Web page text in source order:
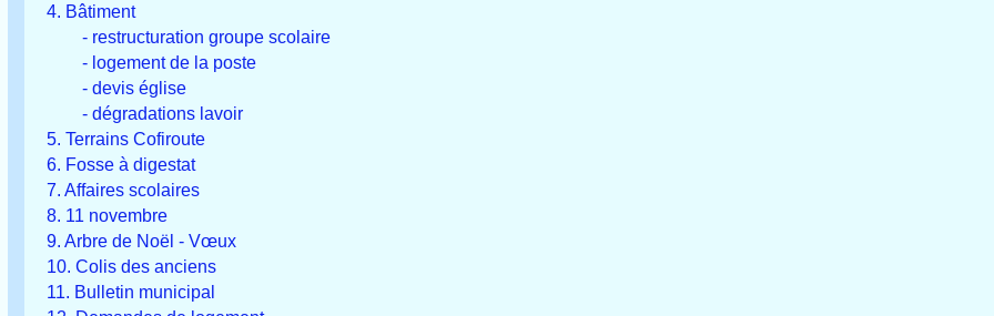
4. Bâtiment
- restructuration groupe scolaire
- logement de la poste
- devis église
- dégradations lavoir
5. Terrains Cofiroute
6. Fosse à digestat
7. Affaires scolaires
8. 11 novembre
9. Arbre de Noël - Vœux
10. Colis des anciens
11. Bulletin municipal